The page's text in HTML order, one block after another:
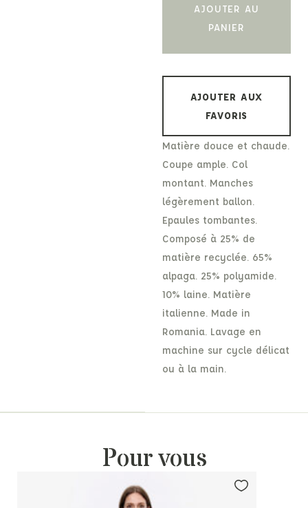
AJOUTER AU
PANIER
AJOUTER AUX
FAVORIS
Matière douce et chaude.
Coupe ample. Col
montant. Manches
légèrement ballon.
Epaules tombantes.
Composé à 25% de
matière recyclée. 65%
alpaga. 25% polyamide.
10% laine. Matière
italienne. Made in
Romania. Lavage en
machine sur cycle délicat
ou à la main.
Pour vous